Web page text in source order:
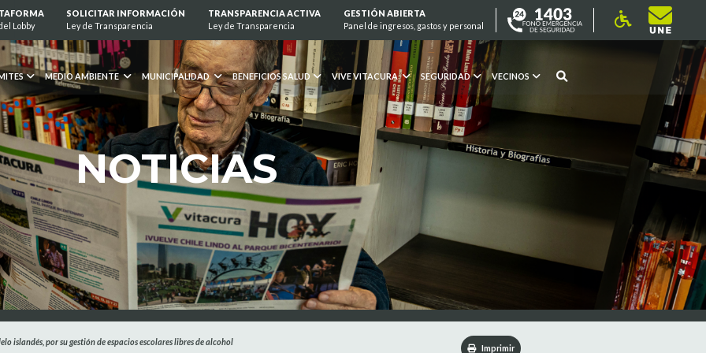
Lobby
SOLICITAR INFORMACIÓN
Ley de Transparencia
TRANSPARENCIA ACTIVA
Ley de Transparencia
GESTIÓN ABIERTA
Panel de ingresos, gastos y personal
MEDIO AMBIENTE MUNICIPALIDAD BENEFICIOS SALUD VIVE VITACURA SEGURIDAD VECINOS
NOTICIAS
islandés, por su gestión de espacios escolares libres de alcohol
Imprimir